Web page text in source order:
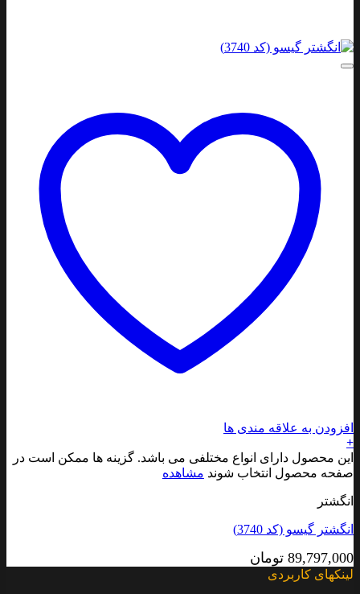
افزودن به علاقه مندی ها
+
این محصول دارای انواع مختلفی می باشد. گزینه ها ممکن است در
صفحه محصول انتخاب شوند مشاهده
انگشتر
انگشتر گیسو (کد 3740)
89,797,000 تومان
لینکهای کاربردی